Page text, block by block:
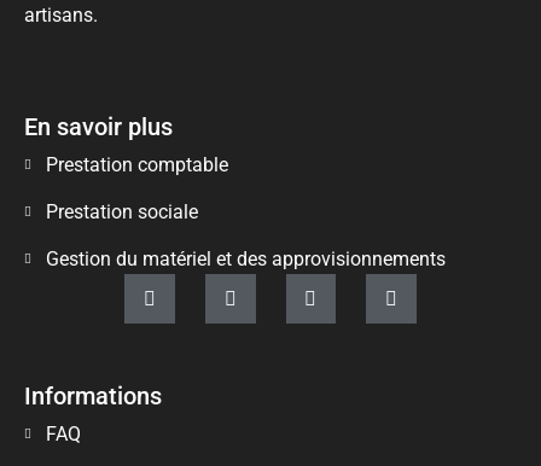
artisans.
En savoir plus
Prestation comptable
Prestation sociale
Gestion du matériel et des approvisionnements
Informations
FAQ